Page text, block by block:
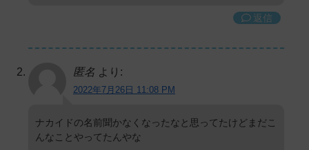
返信
匿名 より:
2022年7月26日 11:08 PM
ナカイドの名前聞かなくなったなと思ってたけどまだこ
んなことやってたんやな